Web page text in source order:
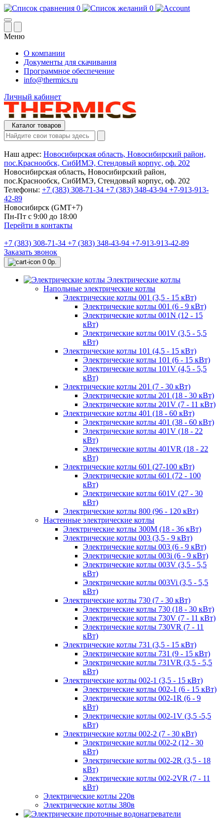
0 0
Меню
О компании
Документы для скачивания
Программное обеспечение
info@thermics.ru
Личный кабинет
Каталог товаров
Наш адрес: Новосибирская область, Новосибирский район,
пос.Краснообск, СибИМЭ, Стендовый корпус, оф. 202
Новосибирская область, Новосибирский район,
пос.Краснообск, СибИМЭ, Стендовый корпус, оф. 202
Телефоны: +7 (383) 308-71-34 +7 (383) 348-43-94 +7-913-913-
42-89
Новосибирск (GMT+7)
Пн-Пт с 9:00 до 18:00
Перейти в контакты
+7 (383) 308-71-34 +7 (383) 348-43-94 +7-913-913-42-89
Заказать звонок
0 0р.
Электрические котлы
Напольные электрические котлы
Электрические котлы 001 (3,5 - 15 кВт)
Электрические котлы 001 (6 - 9 кВт)
Электрические котлы 001N (12 - 15
кВт)
Электрические котлы 001V (3,5 - 5,5
кВт)
Электрические котлы 101 (4,5 - 15 кВт)
Электрические котлы 101 (6 - 15 кВт)
Электрические котлы 101V (4,5 - 5,5
кВт)
Электрические котлы 201 (7 - 30 кВт)
Электрические котлы 201 (18 - 30 кВт)
Электрические котлы 201V (7 - 11 кВт)
Электрические котлы 401 (18 - 60 кВт)
Электрические котлы 401 (38 - 60 кВт)
Электрические котлы 401V (18 - 22
кВт)
Электрические котлы 401VR (18 - 22
кВт)
Электрические котлы 601 (27-100 кВт)
Электрические котлы 601 (72 - 100
кВт)
Электрические котлы 601V (27 - 30
кВт)
Электрические котлы 800 (96 - 120 кВт)
Настенные электрические котлы
Электрические котлы 300M (18 - 36 кВт)
Электрические котлы 003 (3,5 - 9 кВт)
Электрические котлы 003 (6 - 9 кВт)
Электрические котлы 003i (6 - 9 кВт)
Электрические котлы 003V (3,5 - 5,5
кВт)
Электрические котлы 003Vi (3,5 - 5,5
кВт)
Электрические котлы 730 (7 - 30 кВт)
Электрические котлы 730 (18 - 30 кВт)
Электрические котлы 730V (7 - 11 кВт)
Электрические котлы 730VR (7 - 11
кВт)
Электрические котлы 731 (3,5 - 15 кВт)
Электрические котлы 731 (9 - 15 кВт)
Электрические котлы 731VR (3,5 - 5,5
кВт)
Электрические котлы 002-1 (3,5 - 15 кВт)
Электрические котлы 002-1 (6 - 15 кВт)
Электрические котлы 002-1R (6 - 9
кВт)
Электрические котлы 002-1V (3,5 -5,5
кВт)
Электрические котлы 002-2 (7 - 30 кВт)
Электрические котлы 002-2 (12 - 30
кВт)
Электрические котлы 002-2R (3,5 - 18
кВт)
Электрические котлы 002-2VR (7 - 11
кВт)
Электрические котлы 220в
Электрические котлы 380в